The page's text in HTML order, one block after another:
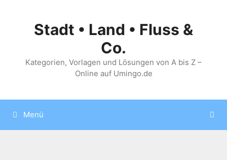
springenStadt • Land • Fluss &
Co.
Kategorien, Vorlagen und Lösungen von A bis Z –
Online auf Umingo.de
Menü